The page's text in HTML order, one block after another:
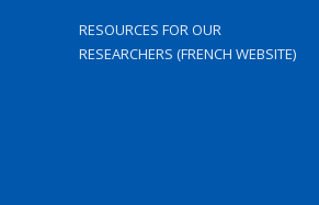
RESOURCES FOR OUR
RESEARCHERS (FRENCH WEBSITE)